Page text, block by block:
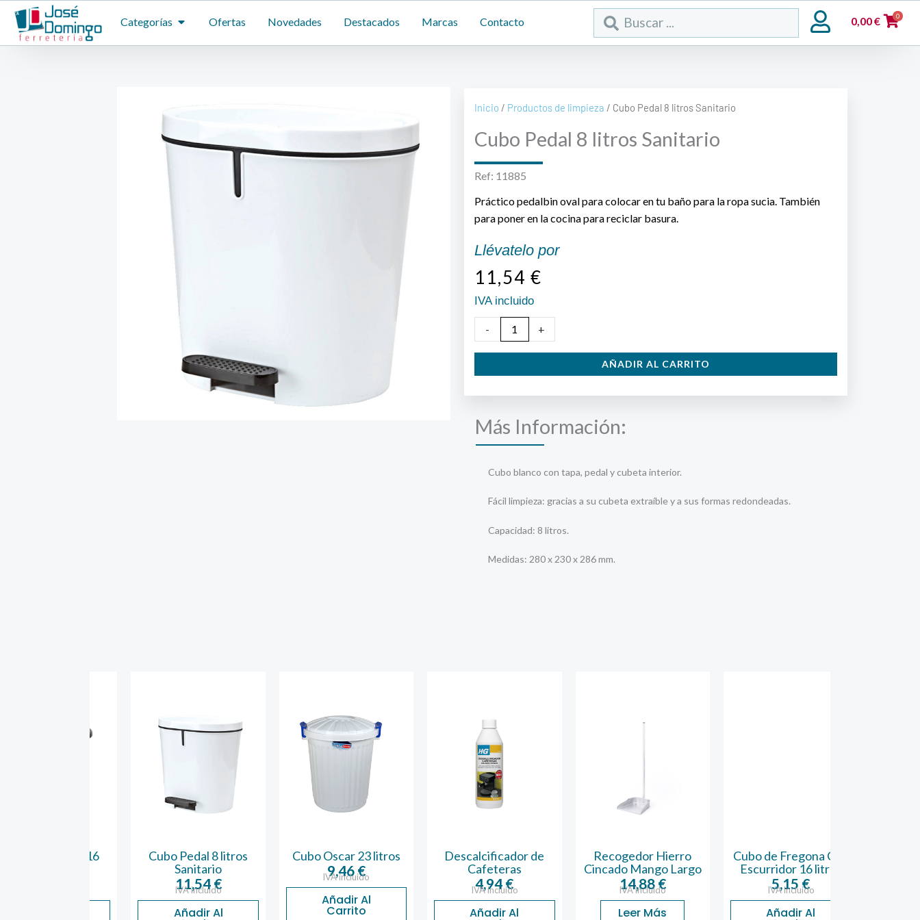
contenido
Categorías ABRIR CATEGORÍAS
Ofertas Novedades Destacados Marcas Contacto
Search
...
0,00€ 0
Inicio / Productos de limpieza / Cubo Pedal 8 litros Sanitario
Cubo Pedal 8 litros Sanitario
Ref: 11885
Práctico pedalbin oval para colocar en tu baño para la ropa sucia. También
para poner en la cocina para reciclar basura.
Llévatelo por
11,54 €
IVA incluido
-
Pedal
cantidad
+
AÑADIR AL CARRITO
Más Información:
Cubo blanco con tapa, pedal y cubeta interior.
Fácil limpieza: gracias a su cubeta extraíble y a sus formas redondeadas.
Capacidad: 8 litros.
Medidas: 280 x 230 x 286 mm.
Cubo Pedal 8 litros
Sanitario
11,54€
IVA incluido
Añadir Al
Cubo Oscar 23 litros
€
IVA incluido
Añadir Al
Carrito
Descalcificador de
Cafeteras
€
IVA incluido
Añadir Al
Recogedor Hierro
Cincado Mango Largo
14,88€
IVA incluido
Leer Más
Cubo de Fregona Con
Escurridor 16 litros
€
IVA incluido
Añadir Al